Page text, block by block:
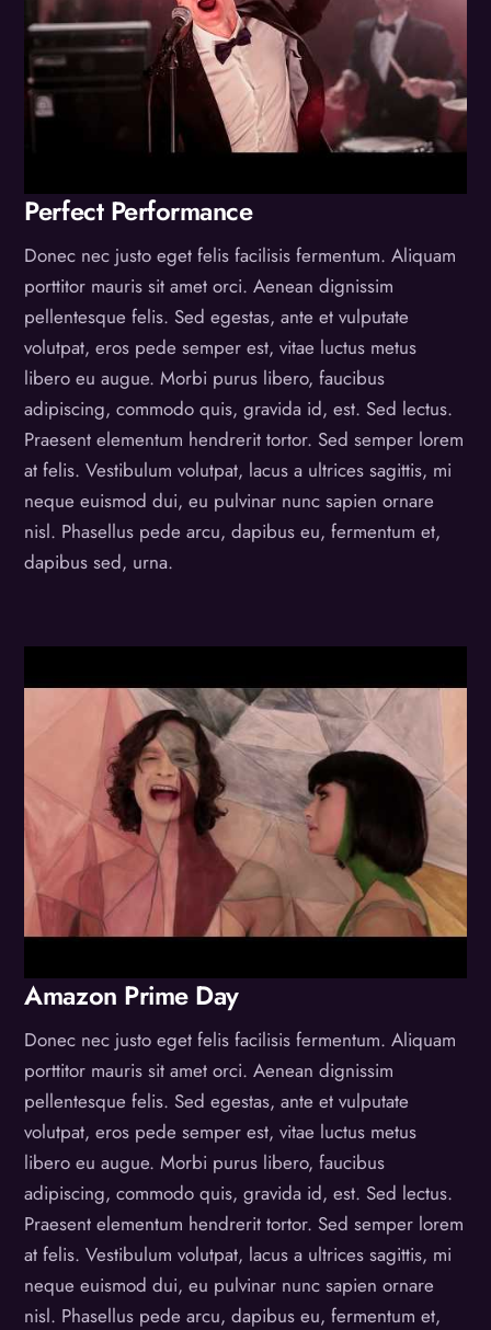
Perfect Performance
Donec nec justo eget felis facilisis fermentum. Aliquam
porttitor mauris sit amet orci. Aenean dignissim
pellentesque felis. Sed egestas, ante et vulputate
volutpat, eros pede semper est, vitae luctus metus
libero eu augue. Morbi purus libero, faucibus
adipiscing, commodo quis, gravida id, est. Sed lectus.
Praesent elementum hendrerit tortor. Sed semper lorem
at felis. Vestibulum volutpat, lacus a ultrices sagittis, mi
neque euismod dui, eu pulvinar nunc sapien ornare
nisl. Phasellus pede arcu, dapibus eu, fermentum et,
dapibus sed, urna.
Amazon Prime Day
Donec nec justo eget felis facilisis fermentum. Aliquam
porttitor mauris sit amet orci. Aenean dignissim
pellentesque felis. Sed egestas, ante et vulputate
volutpat, eros pede semper est, vitae luctus metus
libero eu augue. Morbi purus libero, faucibus
adipiscing, commodo quis, gravida id, est. Sed lectus.
Praesent elementum hendrerit tortor. Sed semper lorem
at felis. Vestibulum volutpat, lacus a ultrices sagittis, mi
neque euismod dui, eu pulvinar nunc sapien ornare
nisl. Phasellus pede arcu, dapibus eu, fermentum et,